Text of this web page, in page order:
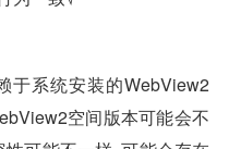
于系统安装的WebView2
空间版本可能会不